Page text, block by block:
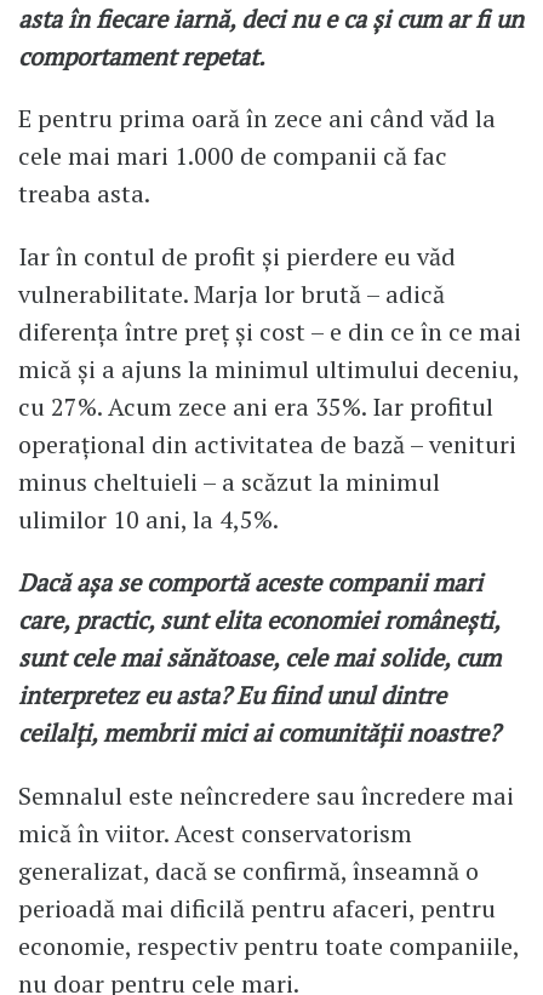
asta în fiecare iarnă, deci nu e ca și cum ar fi un
comportament repetat.
E pentru prima oară în zece ani când văd la
cele mai mari 1.000 de companii că fac
treaba asta.
Iar în contul de profit și pierdere eu văd
vulnerabilitate. Marja lor brută – adică
diferența între preț și cost – e din ce în ce mai
mică și a ajuns la minimul ultimului deceniu,
cu 27%. Acum zece ani era 35%. Iar profitul
operațional din activitatea de bază – venituri
minus cheltuieli – a scăzut la minimul
ulimilor 10 ani, la 4,5%.
Dacă așa se comportă aceste companii mari
care, practic, sunt elita economiei românești,
sunt cele mai sănătoase, cele mai solide, cum
interpretez eu asta? Eu fiind unul dintre
ceilalți, membrii mici ai comunității noastre?
Semnalul este neîncredere sau încredere mai
mică în viitor. Acest conservatorism
generalizat, dacă se confirmă, înseamnă o
perioadă mai dificilă pentru afaceri, pentru
economie, respectiv pentru toate companiile,
nu doar pentru cele mari.